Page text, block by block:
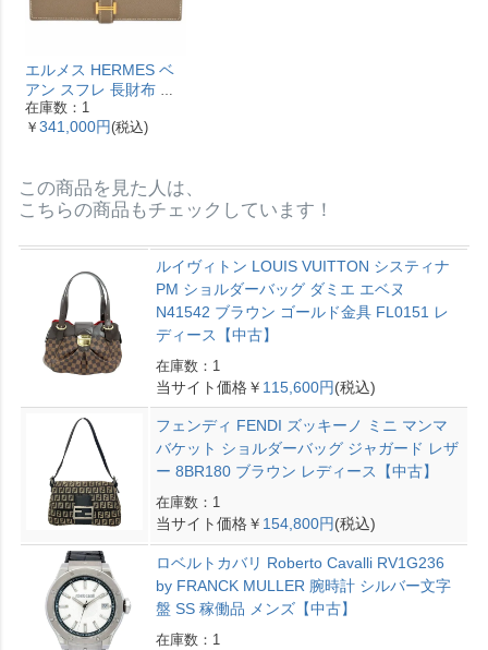
エルメス HERMES ベ
アン スフレ 長財布 ヴ
ォーエプソン Y刻印 エ
トゥープ ゴールド金具
在庫数：1
￥ 341,000円(税込)
この商品を見た人は、
こちらの商品もチェックしています！
ルイヴィトン LOUIS VUITTON システィナ
PM ショルダーバッグ ダミエ エベヌ
N41542 ブラウン ゴールド金具 FL0151 レ
ディース【中古】
在庫数：1
当サイト価格￥ 115,600円(税込)
フェンディ FENDI ズッキーノ ミニ マンマ
バケット ショルダーバッグ ジャガード レザ
ー 8BR180 ブラウン レディース【中古】
在庫数：1
当サイト価格￥ 154,800円(税込)
ロベルトカバリ Roberto Cavalli RV1G236
by FRANCK MULLER 腕時計 シルバー文字
盤 SS 稼働品 メンズ【中古】
在庫数：1